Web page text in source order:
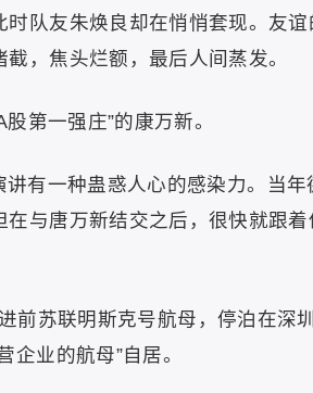
队友朱焕良却在悄悄套现。友
，焦头烂额，最后人间蒸发。
第一强庄”的康万新。
有一种蛊惑人心的感染力。当
与唐万新结交之后，很快就跟
前苏联明斯克号航母，停泊在深
企业的航母”自居。